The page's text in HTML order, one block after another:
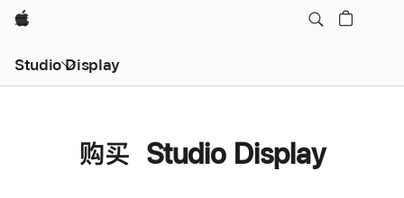
Apple
Studio Display
购买 Studio Display